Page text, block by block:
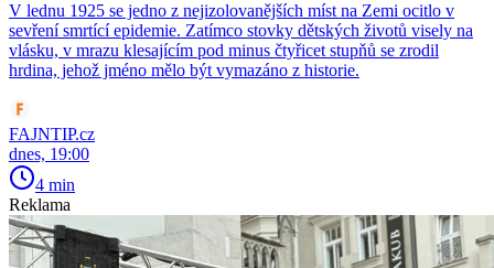
V lednu 1925 se jedno z nejizolovanějších míst na Zemi ocitlo v
sevření smrtící epidemie. Zatímco stovky dětských životů visely na
vlásku, v mrazu klesajícím pod minus čtyřicet stupňů se zrodil
hrdina, jehož jméno mělo být vymazáno z historie.
FAJNTIP.cz
dnes, 19:00
4 min
Reklama